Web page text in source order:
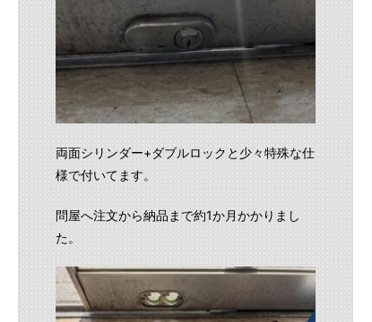
両面シリンダー+ダブルロックと少々特殊な仕
様で付いてます。
問屋へ注文から納品まで約1か月かかりまし
た。